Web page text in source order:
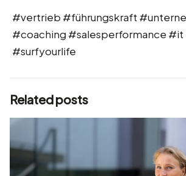
#vertrieb #führungskraft
#coaching #salesperformance #it
#surfyourlife
Related posts